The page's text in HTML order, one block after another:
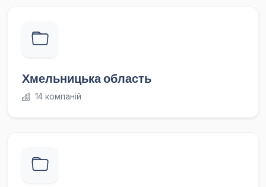
Хмельницька область
14 компаній